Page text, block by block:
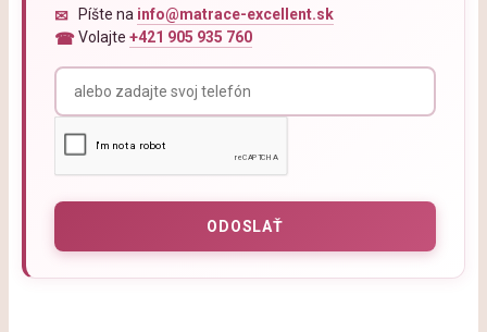
Píšte na info@matrace-excellent.sk
Volajte +421 905 935 760